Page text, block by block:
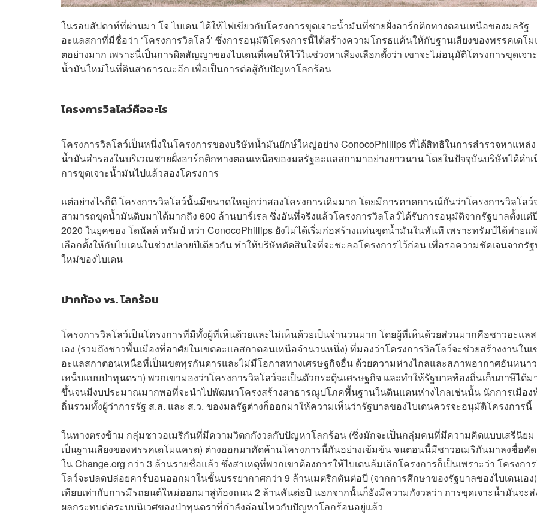
ในรอบสัปดาห์ที่ผ่านมา โจ ไบเดน ได้ให้ไฟเขียวกับโครงการขุดเจาะน้ำมันที่ชายฝั่งอาร์กติกทางตอนเหนือของมลรัฐ
อะแลสกาที่มีชื่อว่า ‘โครงการวิลโลว์’ ซึ่งการอนุมัติโครงการนี้ได้สร้างความโกรธแค้นให้กับฐานเสียงของพรรคเดโ
ตอย่างมาก เพราะนี่เป็นการผิดสัญญาของไบเดนที่เคยให้ไว้ในช่วงหาเสียงเลือกตั้งว่า เขาจะไม่อนุมัติโครงการขุดเจาะ
น้ำมันใหม่ในที่ดินสาธารณะอีก เพื่อเป็นการต่อสู้กับปัญหาโลกร้อน
โครงการวิลโลว์คืออะไร
โครงการวิลโลว์เป็นหนึ่งในโครงการของบริษัทน้ำมันยักษ์ใหญ่อย่าง ConocoPhillips ที่ได้สิทธิในการสำรวจหาแหล่ง
น้ำมันสำรองในบริเวณชายฝั่งอาร์กติกทางตอนเหนือของมลรัฐอะแลสกามาอย่างยาวนาน โดยในปัจจุบันบริษัทได้ดำ
การขุดเจาะน้ำมันไปแล้วสองโครงการ
แต่อย่างไรก็ดี โครงการวิลโลว์นั้นมีขนาดใหญ่กว่าสองโครงการเดิมมาก โดยมีการคาดการณ์กันว่าโครงการวิลโลว์
สามารถขุดน้ำมันดิบมาได้มากถึง 600 ล้านบาร์เรล ซึ่งอันที่จริงแล้วโครงการวิลโลว์ได้รับการอนุมัติจากรัฐบาลตั้งแต่
2020 ในยุคของ โดนัลด์ ทรัมป์ ทว่า ConocoPhillips ยังไม่ได้เริ่มก่อสร้างแท่นขุดน้ำมันในทันที เพราะทรัมป์ได้พ่ายแ
เลือกตั้งให้กับไบเดนในช่วงปลายปีเดียวกัน ทำให้บริษัทตัดสินใจที่จะชะลอโครงการไว้ก่อน เพื่อรอความชัดเจนจากรั
ใหม่ของไบเดน
ปากท้อง vs. โลกร้อน
โครงการวิลโลว์เป็นโครงการที่มีทั้งผู้ที่เห็นด้วยและไม่เห็นด้วยเป็นจำนวนมาก โดยผู้ที่เห็นด้วยส่วนมากคือชาวอะแล
เอง (รวมถึงชาวพื้นเมืองที่อาศัยในเขตอะแลสกาตอนเหนือจำนวนหนึ่ง) ที่มองว่าโครงการวิลโลว์จะช่วยสร้างงานในเ
อะแลสกาตอนเหนือที่เป็นเขตทุรกันดารและไม่มีโอกาสทางเศรษฐกิจอื่น ด้วยความห่างไกลและสภาพอากาศอันหนาว
เหน็บแบบป่าทุนดรา) พวกเขามองว่าโครงการวิลโลว์จะเป็นตัวกระตุ้นเศรษฐกิจ และทำให้รัฐบาลท้องถิ่นเก็บภาษีได้ม
ขึ้นจนมีงบประมาณมากพอที่จะนำไปพัฒนาโครงสร้างสาธารณูปโภคพื้นฐานในดินแดนห่างไกลเช่นนั้น นักการเมือง
ถิ่นรวมทั้งผู้ว่าการรัฐ ส.ส. และ ส.ว. ของมลรัฐต่างก็ออกมาให้ความเห็นว่ารัฐบาลของไบเดนควรจะอนุมัติโครงการนี้
ในทางตรงข้าม กลุ่มชาวอเมริกันที่มีความวิตกกังวลกับปัญหาโลกร้อน (ซึ่งมักจะเป็นกลุ่มคนที่มีความคิดแบบเสรีนิยม
เป็นฐานเสียงของพรรคเดโมแครต) ต่างออกมาคัดค้านโครงการนี้กันอย่างเข้มข้น จนตอนนี้มีชาวอเมริกันมาลงชื่อคั
ใน Change.org กว่า 3 ล้านรายชื่อแล้ว ซึ่งสาเหตุที่พวกเขาต้องการให้ไบเดนล้มเลิกโครงการก็เป็นเพราะว่า โครงกา
โลว์จะปลดปล่อยคาร์บอนออกมาในชั้นบรรยากาศกว่า 9 ล้านเมตริกตันต่อปี (จากการศึกษาของรัฐบาลของไบเดนเอง)
เทียบเท่ากับการมีรถยนต์ใหม่ออกมาสู่ท้องถนน 2 ล้านคันต่อปี นอกจากนั้นก็ยังมีความกังวลว่า การขุดเจาะน้ำมันจะส่
ผลกระทบต่อระบบนิเวศของป่าทุนดราที่กำลังอ่อนไหวกับปัญหาโลกร้อนอยู่แล้ว